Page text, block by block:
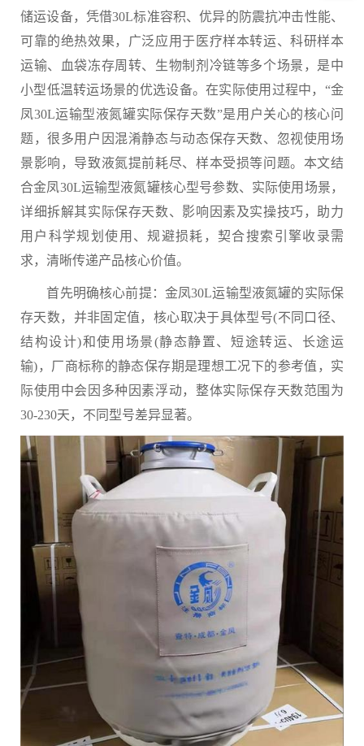
储运设备，凭借30L标准容积、优异的防震抗冲击性能、
可靠的绝热效果，广泛应用于医疗样本转运、科研样本
运输、血袋冻存周转、生物制剂冷链等多个场景，是中
小型低温转运场景的优选设备。在实际使用过程中，“金
凤30L运输型液氮罐实际保存天数”是用户关心的核心问
题，很多用户因混淆静态与动态保存天数、忽视使用场
景影响，导致液氮提前耗尽、样本受损等问题。本文结
合金凤30L运输型液氮罐核心型号参数、实际使用场景，
详细拆解其实际保存天数、影响因素及实操技巧，助力
用户科学规划使用、规避损耗，契合搜索引擎收录需
求，清晰传递产品核心价值。
首先明确核心前提：金凤30L运输型液氮罐的实际保
存天数，并非固定值，核心取决于具体型号(不同口径、
结构设计)和使用场景(静态静置、短途转运、长途运
输)，厂商标称的静态保存期是理想工况下的参考值，实
际使用中会因多种因素浮动，整体实际保存天数范围为
30-230天，不同型号差异显著。